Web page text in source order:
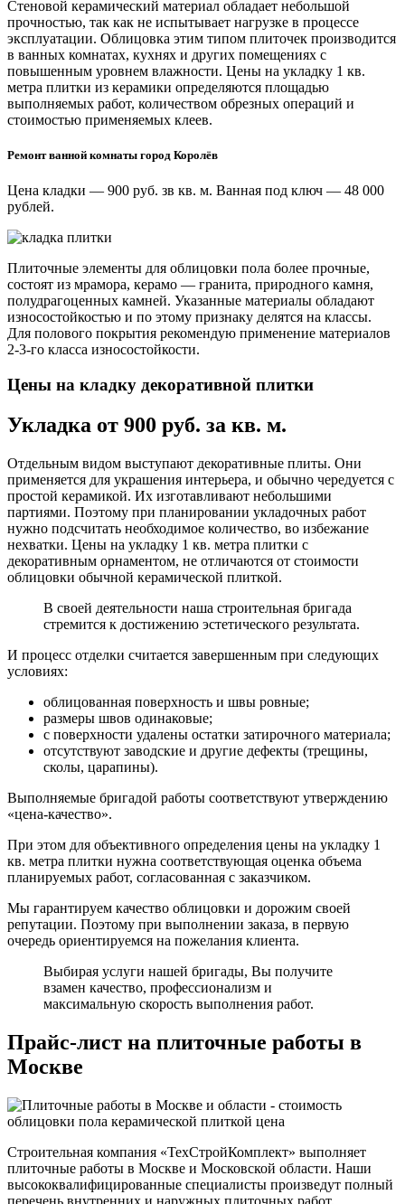
Стеновой керамический материал обладает небольшой
прочностью, так как не испытывает нагрузке в процессе
эксплуатации. Облицовка этим типом плиточек производится
в ванных комнатах, кухнях и других помещениях с
повышенным уровнем влажности. Цены на укладку 1 кв.
метра плитки из керамики определяются площадью
выполняемых работ, количеством обрезных операций и
стоимостью применяемых клеев.
Ремонт ванной комнаты город Королёв
Цена кладки — 900 руб. зв кв. м. Ванная под ключ — 48 000
рублей.
Плиточные элементы для облицовки пола более прочные,
состоят из мрамора, керамо — гранита, природного камня,
полудрагоценных камней. Указанные материалы обладают
износостойкостью и по этому признаку делятся на классы.
Для полового покрытия рекомендую применение материалов
2-3-го класса износостойкости.
Цены на кладку декоративной плитки
Укладка от 900 руб. за кв. м.
Отдельным видом выступают декоративные плиты. Они
применяется для украшения интерьера, и обычно чередуется с
простой керамикой. Их изготавливают небольшими
партиями. Поэтому при планировании укладочных работ
нужно подсчитать необходимое количество, во избежание
нехватки. Цены на укладку 1 кв. метра плитки с
декоративным орнаментом, не отличаются от стоимости
облицовки обычной керамической плиткой.
В своей деятельности наша строительная бригада
стремится к достижению эстетического результата.
И процесс отделки считается завершенным при следующих
условиях:
облицованная поверхность и швы ровные;
размеры швов одинаковые;
с поверхности удалены остатки затирочного материала;
отсутствуют заводские и другие дефекты (трещины,
сколы, царапины).
Выполняемые бригадой работы соответствуют утверждению
«цена-качество».
При этом для объективного определения цены на укладку 1
кв. метра плитки нужна соответствующая оценка объема
планируемых работ, согласованная с заказчиком.
Мы гарантируем качество облицовки и дорожим своей
репутации. Поэтому при выполнении заказа, в первую
очередь ориентируемся на пожелания клиента.
Выбирая услуги нашей бригады, Вы получите
взамен качество, профессионализм и
максимальную скорость выполнения работ.
Прайс-лист на плиточные работы в
Москве
Строительная компания «ТехСтройКомплект» выполняет
плиточные работы в Москве и Московской области. Наши
высококвалифицированные специалисты произведут полный
перечень внутренних и наружных плиточных работ,